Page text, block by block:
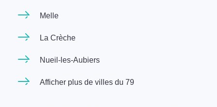
Melle
La Crèche
Nueil-les-Aubiers
Afficher plus de villes du 79